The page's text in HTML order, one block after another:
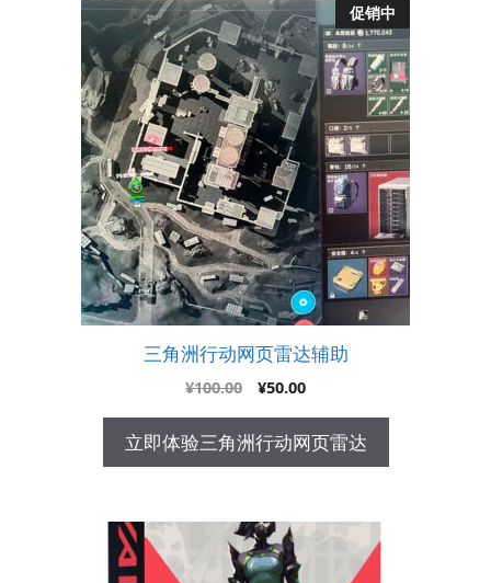
促销中
三角洲行动网页雷达辅助
¥100.00
原
为：
¥100.00。
¥50.00当
价
格
立即体验三角洲行动网页雷达